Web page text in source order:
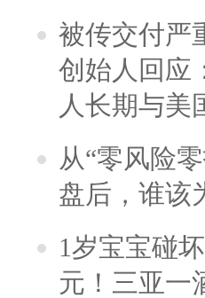
被传交付严
创始人回应
人长期与美
从“零风险
盘后，谁该
1岁宝宝碰
元！三亚一